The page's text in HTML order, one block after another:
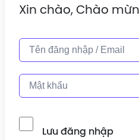
Xin chào, Chào
Lưu đăng nhập